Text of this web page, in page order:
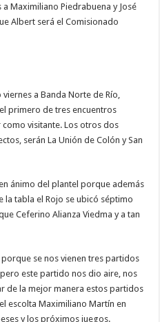
Maximiliano Piedrabuena y José
Albert será el Comisionado
a Banda Norte de Río,
primero de tres encuentros
visitante. Los otros dos
serán La Unión de Colón y San
ánimo del plantel porque además
tabla el Rojo se ubicó séptimo
Ceferino Alianza Viedma y a tan
se nos vienen tres partidos
este partido nos dio aire, nos
de la mejor manera estos partidos
escolta Maximiliano Martín en
y los próximos juegos.